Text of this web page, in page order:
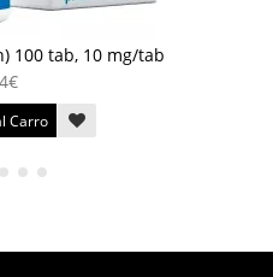
100 tab, 10 mg/tab
Carro